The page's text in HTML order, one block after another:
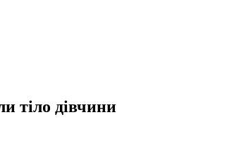
тіло дівчини